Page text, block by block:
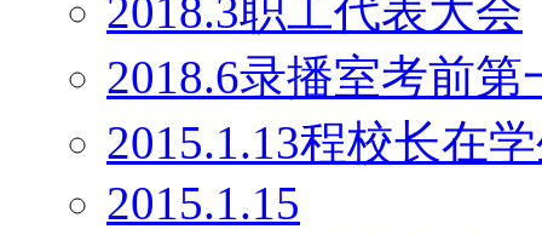
2018.3职工代表大会
2018.6录播室考前第
2015.1.13程校长在
2015.1.15